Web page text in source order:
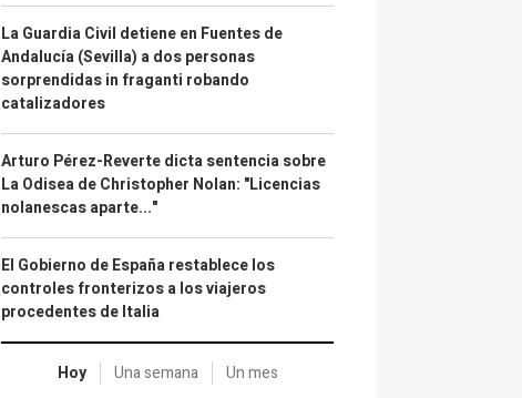
La Guardia Civil detiene en Fuentes de
Andalucía (Sevilla) a dos personas
sorprendidas in fraganti robando
catalizadores
Arturo Pérez-Reverte dicta sentencia sobre
La Odisea de Christopher Nolan: "Licencias
nolanescas aparte..."
El Gobierno de España restablece los
controles fronterizos a los viajeros
procedentes de Italia
Hoy Una semana Un mes